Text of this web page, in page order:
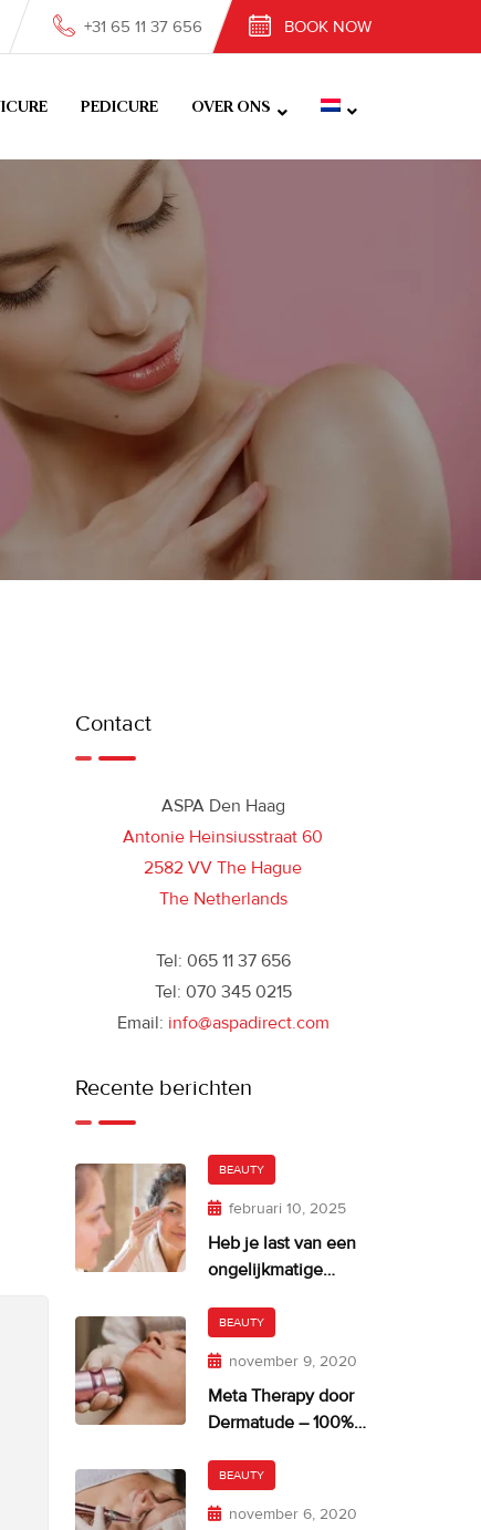
+31 65 11 37 656 BOOK NOW
PEDICURE OVER ONS
Contact
ASPA Den Haag
Antonie Heinsiusstraat 60
2582 VV The Hague
The Netherlands
Tel: 065 11 37 656
Tel: 070 345 0215
Email: info@aspadirect.com
Recente berichten
BEAUTY
februari 10, 2025
Heb je last van een
ongelijkmatige
BEAUTY
november 9, 2020
Meta Therapy door
Dermatude – 100%
BEAUTY
november 6, 2020